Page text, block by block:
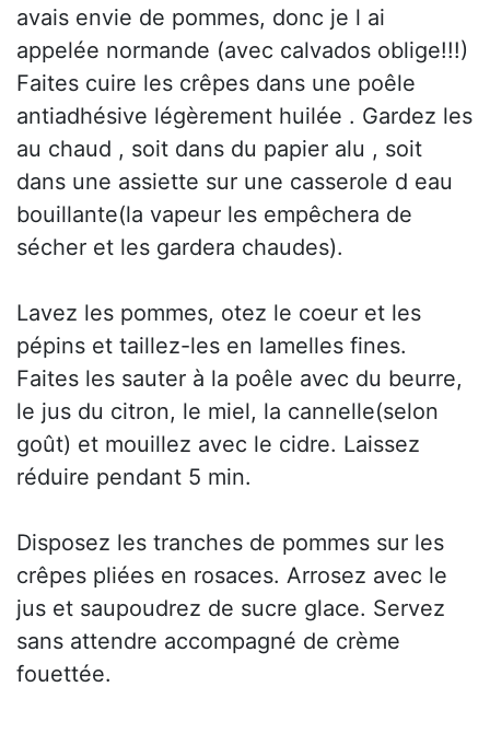
avais envie de pommes, donc je l ai
appelée normande (avec calvados oblige!!!)
Faites cuire les crêpes dans une poêle
antiadhésive légèrement huilée . Gardez les
au chaud , soit dans du papier alu , soit
dans une assiette sur une casserole d eau
bouillante(la vapeur les empêchera de
sécher et les gardera chaudes).
Lavez les pommes, otez le coeur et les
pépins et taillez-les en lamelles fines.
Faites les sauter à la poêle avec du beurre,
le jus du citron, le miel, la cannelle(selon
goût) et mouillez avec le cidre. Laissez
réduire pendant 5 min.
Disposez les tranches de pommes sur les
crêpes pliées en rosaces. Arrosez avec le
jus et saupoudrez de sucre glace. Servez
sans attendre accompagné de crème
fouettée.